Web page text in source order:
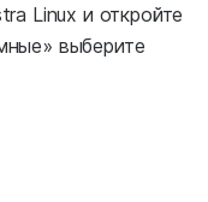
Linux и откройте
выберите